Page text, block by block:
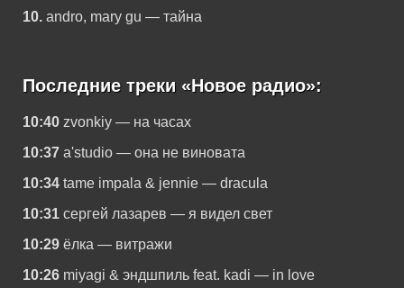
10. andro, mary gu — тайна
Последние треки «Новое радио»:
10:40 zvonkiy — на часах
10:37 a'studio — она не виновата
10:34 tame impala & jennie — dracula
10:31 сергей лазарев — я видел свет
10:29 ёлка — витражи
10:26 miyagi & эндшпиль feat. kadi — in love